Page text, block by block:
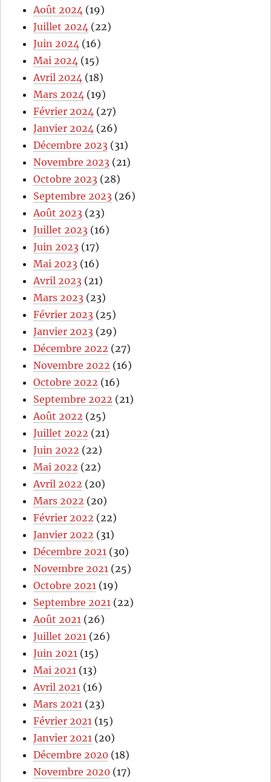
Août 2024 (19)
Juillet 2024 (22)
Juin 2024 (16)
Mai 2024 (15)
Avril 2024 (18)
Mars 2024 (19)
Février 2024 (27)
Janvier 2024 (26)
Décembre 2023 (31)
Novembre 2023 (21)
Octobre 2023 (28)
Septembre 2023 (26)
Août 2023 (23)
Juillet 2023 (16)
Juin 2023 (17)
Mai 2023 (16)
Avril 2023 (21)
Mars 2023 (23)
Février 2023 (25)
Janvier 2023 (29)
Décembre 2022 (27)
Novembre 2022 (16)
Octobre 2022 (16)
Septembre 2022 (21)
Août 2022 (25)
Juillet 2022 (21)
Juin 2022 (22)
Mai 2022 (22)
Avril 2022 (20)
Mars 2022 (20)
Février 2022 (22)
Janvier 2022 (31)
Décembre 2021 (30)
Novembre 2021 (25)
Octobre 2021 (19)
Septembre 2021 (22)
Août 2021 (26)
Juillet 2021 (26)
Juin 2021 (15)
Mai 2021 (13)
Avril 2021 (16)
Mars 2021 (23)
Février 2021 (15)
Janvier 2021 (20)
Décembre 2020 (18)
Novembre 2020 (17)